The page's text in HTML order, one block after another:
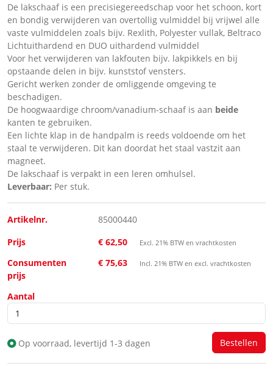
De lakschaaf is een precisiegereedschap voor het schoon, kort
en bondig verwijderen van overtollig vulmiddel bij vrijwel alle
vaste vulmiddelen zoals bijv. Rexlith, Polyester vullak, Beltraco
Lichtuithardend en DUO uithardend vulmiddel
Voor het verwijderen van lakfouten bijv. lakpikkels en bij
opstaande delen in bijv. kunststof vensters.
Gericht werken zonder de omliggende omgeving te
beschadigen.
De hoogwaardige chroom/vanadium-schaaf is aan beide
kanten te gebruiken.
Een lichte klap in de handpalm is reeds voldoende om het
staal te verwijderen. Dit kan doordat het staal vastzit aan
magneet.
De lakschaaf is verpakt in een leren omhulsel.
Leverbaar: Per stuk.
Artikelnr.
85000440
Prijs
€ 62,50 Excl. 21% BTW en vrachtkosten
Consumenten
prijs
€ 75,63 Incl. 21% BTW en excl. vrachtkosten
Aantal
Op voorraad, levertijd 1-3 dagen